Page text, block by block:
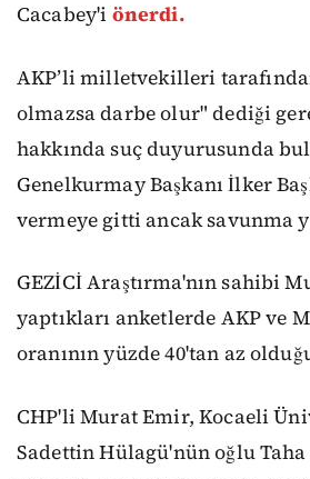
Cacabey'i önerdi.
AKP’li milletvekilleri
olmazsa darbe olur" dediği
hakkında suç duyurusunda
Genelkurmay Başkanı İlker
vermeye gitti ancak savunma
GEZİCİ Araştırma'nın sahibi
yaptıkları anketlerde AKP ve
oranının yüzde 40'tan az
CHP'li Murat Emir, Kocaeli
Sadettin Hülagü'nün oğlu